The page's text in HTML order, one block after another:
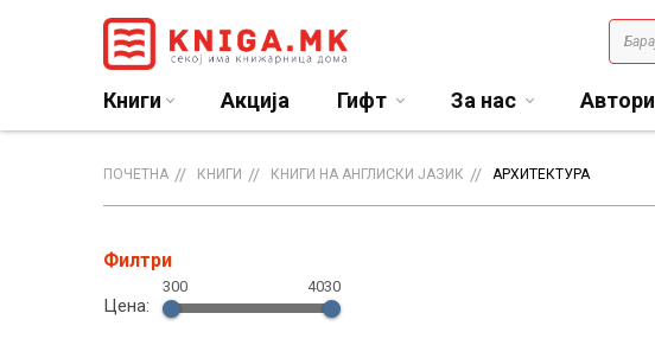
Книги Акција Гифт За нас Автори
ПОЧЕТНА КНИГИ КНИГИ НА АНГЛИСКИ ЈАЗИК АРХИТЕКТУРА
Филтри
Цена:
300 4030